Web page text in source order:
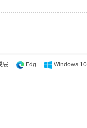
层 Edg Windows 10